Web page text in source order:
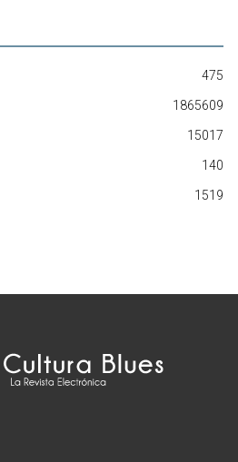
475
1865609
15017
140
1519